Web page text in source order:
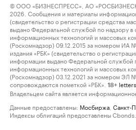
© ООО «БИЗНЕСПРЕСС», АО
2026. Сообщения и материалы
(свидетельство о регистрации средства
выдано Федеральной службой по надзору в
информационных технологий и массовых
(Роскомнадзор) 09.12.2015 за номером ИА
издания «РБК» (свидетельство о
информации выдано Федеральной службой
информационных технологий и массовых
(Роскомнадзор) 03.12.2021 за номером ЭЛ
сопровождаются пометкой «РБК».
18+
Владельцем сайта является
Данные предоставлены: Мосбиржа Санкт-
Индексы облигаций предоставлены Cbonds.